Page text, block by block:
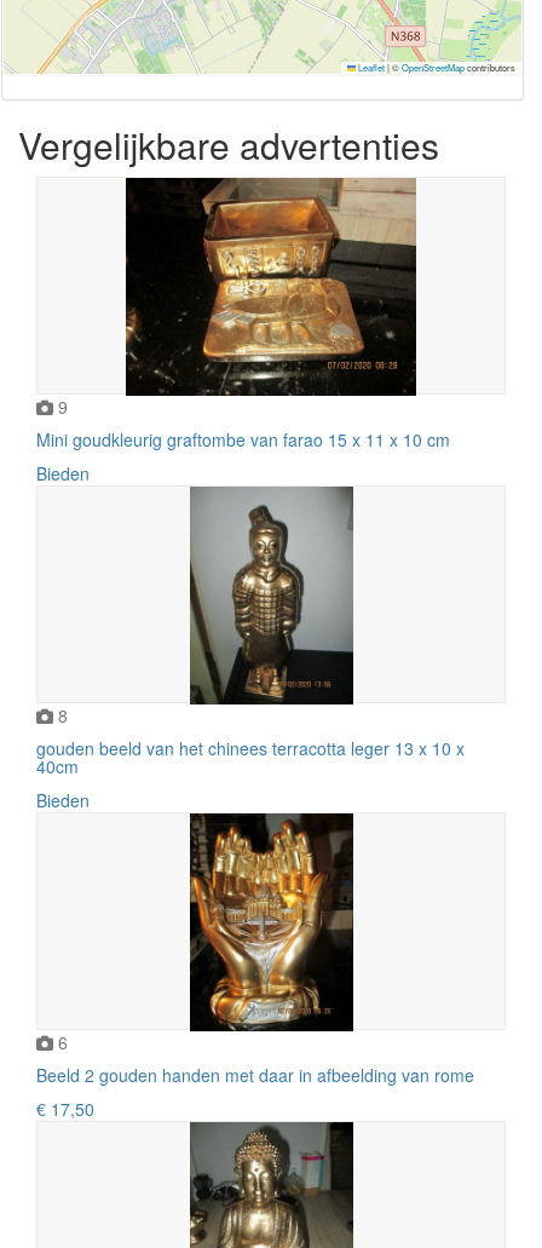
Leaflet|©OpenStreetMapcontributors
Vergelijkbare advertenties
9
Mini goudkleurig graftombe van farao 15 x 11 x 10 cm
Bieden
8
gouden beeld van het chinees terracotta leger 13 x 10 x
40cm
Bieden
6
Beeld 2 gouden handen met daar in afbeelding van rome
€ 17,50